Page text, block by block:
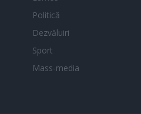
Politică
Dezvăluiri
Sport
Mass-media